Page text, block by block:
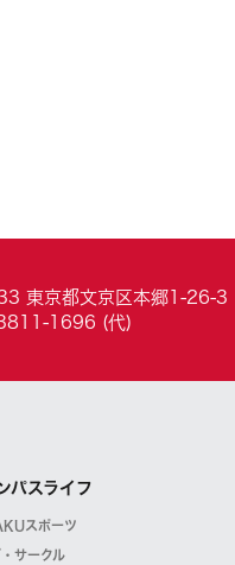
東京都文京区本郷1-26-3
1696 (代)
パスライフ
スポーツ
サークル